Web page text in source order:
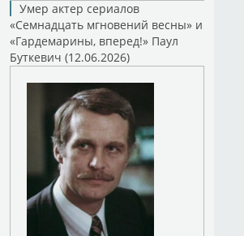
Умер актер сериалов
«Семнадцать мгновений весны» и
«Гардемарины, вперед!» Паул
Буткевич (12.06.2026)